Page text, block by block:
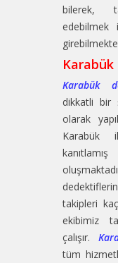
bilerek,
edebilmek
Karabük
dikkatli bir
olarak
Karabük
takipleri
ekibimiz
çalışır.
tüm